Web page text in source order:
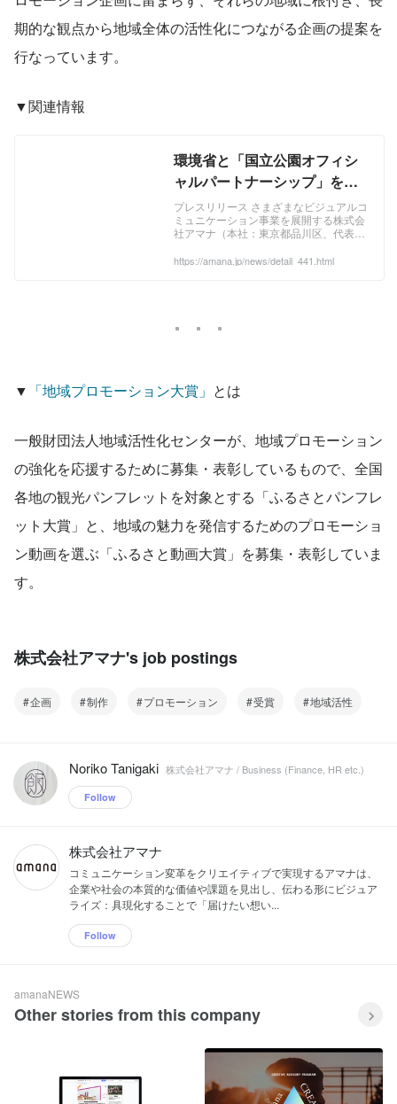
期的な観点から地域全体の活性化につながる企画の提案を
行なっています。
▼関連情報
環境省と「国立公園オフィシ
ャルパートナーシップ」を締
結 〜写真や映像の企画／制作
で培ったその表現力で、日本
の国立公園が持つ魅力を国内
外に発信〜｜ ニュース ｜ 株式
プレスリリース さまざまなビジュアルコ
ミュニケーション事業を展開する株式会
社アマナ（本社：東京都品川区、代表取
以下「アマナ」）は、2019年7月26日、
と共に、原田義昭環境大臣より締結書を
https://amana.jp/news/detail_441.html
▼ 「地域プロモーション大賞」 とは
一般財団法人地域活性化センターが、地域プロモーション
の強化を応援するために募集・表彰しているもので、全国
各地の観光パンフレットを対象とする「ふるさとパンフレ
ット大賞」と、地域の魅力を発信するためのプロモーショ
ン動画を選ぶ「ふるさと動画大賞」を募集・表彰していま
す。
株式会社アマナ's job postings
企画 制作 プロモーション 受賞 地域活性
Noriko Tanigaki 株式会社アマナ / Business (Finance, HR etc.)
Follow
株式会社アマナ
コミュニケーション変革をクリエイティブで実現するアマナは、
企業や社会の本質的な価値や課題を見出し、伝わる形にビジュア
ライズ：具現化することで「届けたい想い...
Follow
amanaNEWS
Other stories from this company